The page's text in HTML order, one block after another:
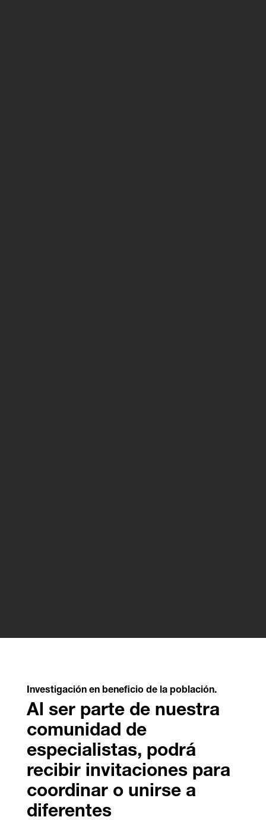
Investigación en beneficio de la población.
Al ser parte de nuestra
comunidad de
especialistas, podrá
recibir invitaciones para
coordinar o unirse a
diferentes